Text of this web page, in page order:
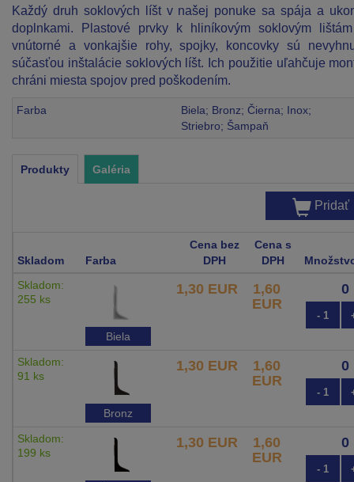
Každý druh soklových líšt v našej ponuke sa spája a
doplnkami. Plastové prvky k hliníkovým soklovým
vnútorné a vonkajšie rohy, spojky, koncovky sú
súčasťou inštalácie soklových líšt. Ich použitie uľahčuje
chráni miesta spojov pred poškodením.
Farba
Biela; Bronz; Čierna; Inox;
Striebro; Šampaň
Produkty Galéria
Pridať
Skladom Farba
Cena bez
DPH
Cena s
DPH
Skladom:
255 ks
Biela
1,30 EUR
1,60
EUR
- 1
Skladom:
91 ks
Bronz
1,30 EUR
1,60
EUR
- 1
Skladom:
199 ks
1,30 EUR
1,60
EUR
- 1